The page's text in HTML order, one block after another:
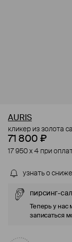
AURIS
кликер из золота
71 800 ₽
17 950 x 4 при
узнать о
пирсинг-
Теперь у
записаться